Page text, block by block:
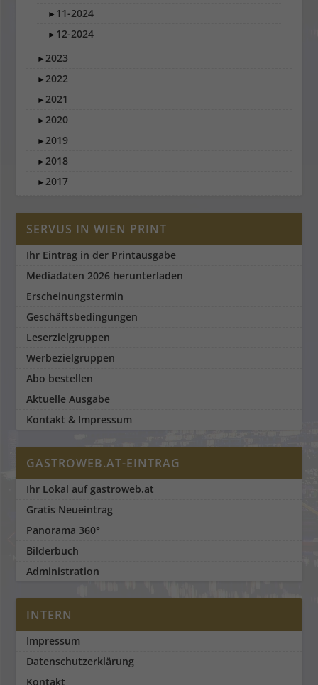
► 11-2024
► 12-2024
►2023
►2022
►2021
►2020
►2019
►2018
►2017
SERVUS IN WIEN PRINT
Ihr Eintrag in der Printausgabe
Mediadaten 2026 herunterladen
Erscheinungstermin
Geschäftsbedingungen
Leserzielgruppen
Werbezielgruppen
Abo bestellen
Aktuelle Ausgabe
Kontakt & Impressum
GASTROWEB.AT-EINTRAG
Ihr Lokal auf gastroweb.at
Gratis Neueintrag
Panorama 360°
Bilderbuch
Administration
INTERN
Impressum
Datenschutzerklärung
Kontakt